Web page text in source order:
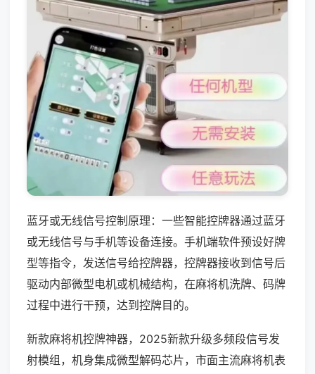
蓝牙或无线信号控制原理：一些智能控牌器通过蓝牙
或无线信号与手机等设备连接。手机端软件预设好牌
型等指令，发送信号给控牌器，控牌器接收到信号后
驱动内部微型电机或机械结构，在麻将机洗牌、码牌
过程中进行干预，达到控牌目的。
新款麻将机控牌神器，2025新款升级多频段信号发
射模组，机身集成微型解码芯片，市面主流麻将机表